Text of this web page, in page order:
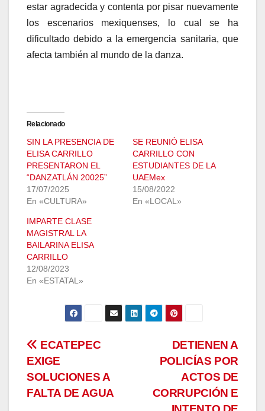
estar agradecida y contenta por pisar nuevamente
los escenarios mexiquenses, lo cual se ha
dificultado debido a la emergencia sanitaria, que
afecta también al mundo de la danza.
Relacionado
SIN LA PRESENCIA DE
ELISA CARRILLO
PRESENTARON EL
“DANZATLÁN 20025”
17/07/2025
En «CULTURA»
SE REUNIÓ ELISA
CARRILLO CON
ESTUDIANTES DE LA
UAEMex
15/08/2022
En «LOCAL»
IMPARTE CLASE
MAGISTRAL LA
BAILARINA ELISA
CARRILLO
12/08/2023
En «ESTATAL»
Navegación
de
entradas
DETIENEN A
POLICÍAS POR
ACTOS DE
CORRUPCIÓN E
ECATEPEC
EXIGE
SOLUCIONES A
FALTA DE AGUA